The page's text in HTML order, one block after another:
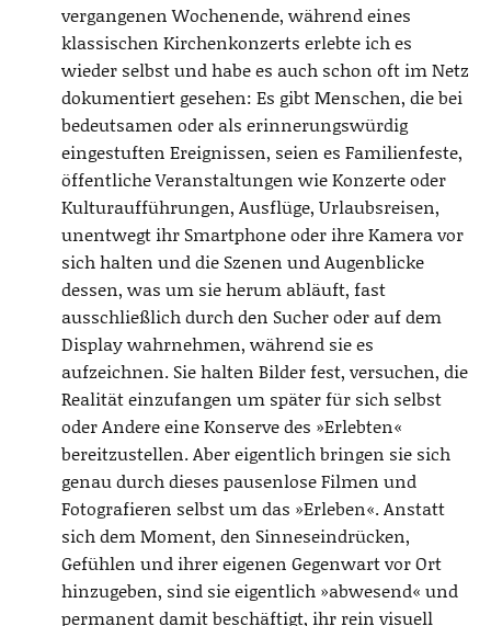
vergangenen Wochenende, während eines
klassischen Kirchenkonzerts erlebte ich es
wieder selbst und habe es auch schon oft im Netz
dokumentiert gesehen: Es gibt Menschen, die bei
bedeutsamen oder als erinnerungswürdig
eingestuften Ereignissen, seien es Familienfeste,
öffentliche Veranstaltungen wie Konzerte oder
Kulturaufführungen, Ausflüge, Urlaubsreisen,
unentwegt ihr Smartphone oder ihre Kamera vor
sich halten und die Szenen und Augenblicke
dessen, was um sie herum abläuft, fast
ausschließlich durch den Sucher oder auf dem
Display wahrnehmen, während sie es
aufzeichnen. Sie halten Bilder fest, versuchen, die
Realität einzufangen um später für sich selbst
oder Andere eine Konserve des »Erlebten«
bereitzustellen. Aber eigentlich bringen sie sich
genau durch dieses pausenlose Filmen und
Fotografieren selbst um das »Erleben«. Anstatt
sich dem Moment, den Sinneseindrücken,
Gefühlen und ihrer eigenen Gegenwart vor Ort
hinzugeben, sind sie eigentlich »abwesend« und
permanent damit beschäftigt, ihr rein visuell